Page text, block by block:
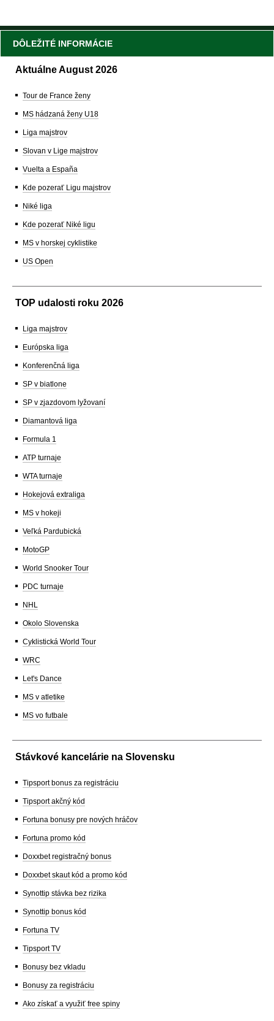
DÔLEŽITÉ INFORMÁCIE
Aktuálne August 2026
Tour de France ženy
MS hádzaná ženy U18
Liga majstrov
Slovan v Lige majstrov
Vuelta a España
Kde pozerať Ligu majstrov
Niké liga
Kde pozerať Niké ligu
MS v horskej cyklistike
US Open
TOP udalosti roku 2026
Liga majstrov
Európska liga
Konferenčná liga
SP v biatlone
SP v zjazdovom lyžovaní
Diamantová liga
Formula 1
ATP turnaje
WTA turnaje
Hokejová extraliga
MS v hokeji
Veľká Pardubická
MotoGP
World Snooker Tour
PDC turnaje
NHL
Okolo Slovenska
Cyklistická World Tour
WRC
Let's Dance
MS v atletike
MS vo futbale
Stávkové kancelárie na Slovensku
Tipsport bonus za registráciu
Tipsport akčný kód
Fortuna bonusy pre nových hráčov
Fortuna promo kód
Doxxbet registračný bonus
Doxxbet skaut kód a promo kód
Synottip stávka bez rizika
Synottip bonus kód
Fortuna TV
Tipsport TV
Bonusy bez vkladu
Bonusy za registráciu
Ako získať a využiť free spiny